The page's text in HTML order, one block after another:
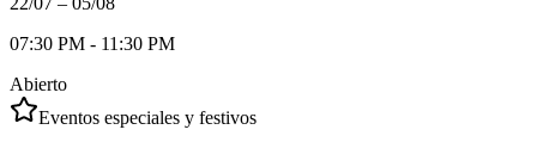
07:30 PM - 11:30 PM
Abierto
Eventos especiales y festivos